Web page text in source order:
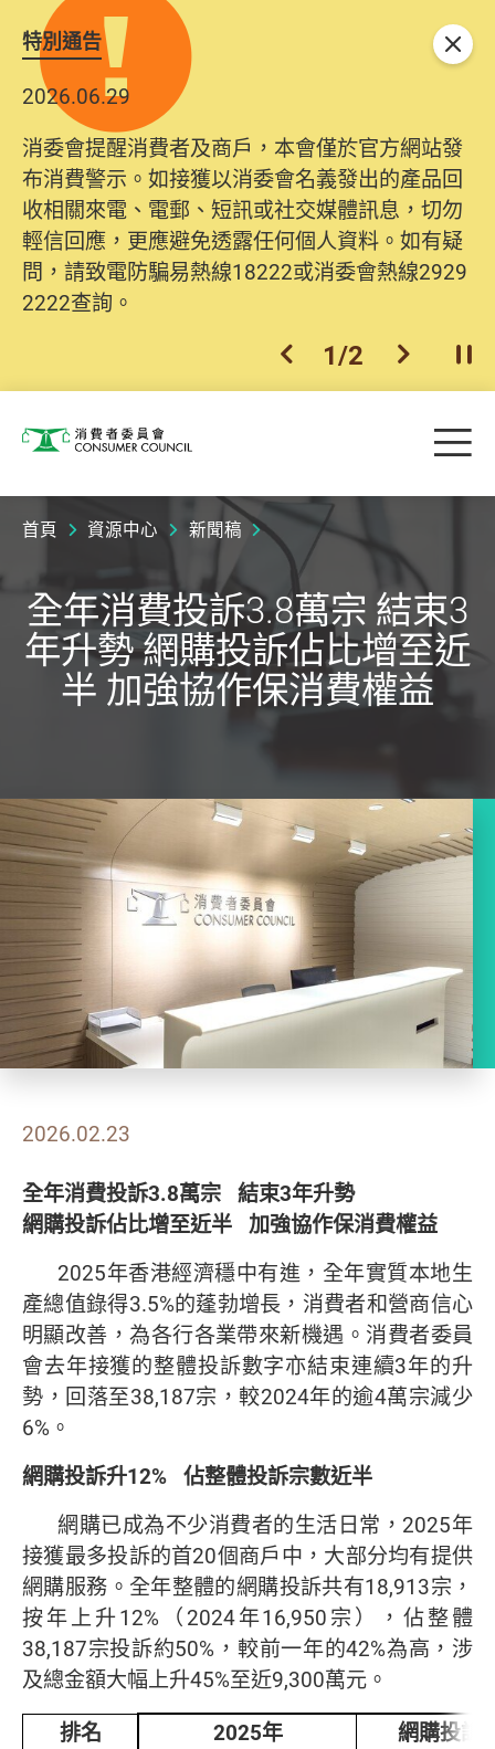
特別通告
2026.06.29
消委會提醒消費者及商戶，本會僅於官方網站發
布消費警示。如接獲以消委會名義發出的產品回
收相關來電、電郵、短訊或社交媒體訊息，切勿
輕信回應，更應避免透露任何個人資料。如有疑
問，請致電防騙易熱線18222或消委會熱線2929
2222查詢。
上一個
1/2 下一個開
關閉
消費者委員會 目
首頁 資源中心 新聞稿
全年消費投訴3.8萬宗 結束3
年升勢 網購投訴佔比增至近
半 加強協作保消費權益
2026.02.23
全年消費投訴3.8萬宗 結束3年升勢
網購投訴佔比增至近半 加強協作保消費權益
2025年香港經濟穩中有進，全年實質本地生
產總值錄得3.5%的蓬勃增長，消費者和營商信心
明顯改善，為各行各業帶來新機遇。消費者委員
會去年接獲的整體投訴數字亦結束連續3年的升
勢，回落至38,187宗，較2024年的逾4萬宗減少
6%。
網購投訴升12% 佔整體投訴宗數近半
網購已成為不少消費者的生活日常，2025年
接獲最多投訴的首20個商戶中，大部分均有提供
網購服務。全年整體的網購投訴共有18,913宗，
按年上升12%（2024年16,950宗），佔整體
38,187宗投訴約50%，較前一年的42%為高，涉
及總金額大幅上升45%至近9,300萬元。
排名
2025年
網購投訴